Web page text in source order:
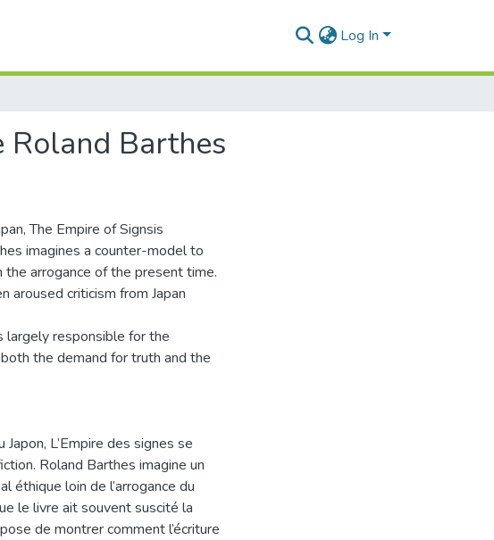
Log In
Roland Barthes
The Empire of Signsis
imagines a counter-model to
arrogance of the present time.
criticism from Japan
responsible for the
the demand for truth and the
L’Empire des signes se
Roland Barthes imagine un
éthique loin de l’arrogance du
le livre ait souvent suscité la
de montrer comment l’écriture